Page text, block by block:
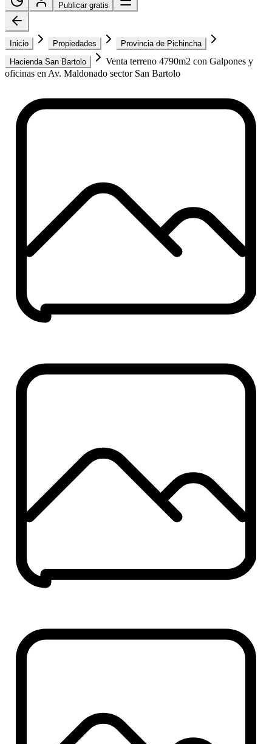
Publicar gratis
Inicio Propiedades
Provincia de Pichincha
Hacienda San Bartolo
Venta terreno 4790m2 con Galpones y
oficinas en Av. Maldonado sector San Bartolo